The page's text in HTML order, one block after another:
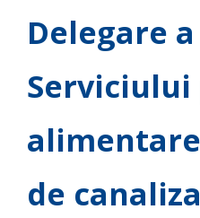
Delegare
de